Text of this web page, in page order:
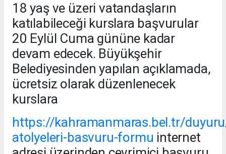
18 yaş ve üzeri vatandaşların
katılabileceği kurslara başvurular
20 Eylül Cuma gününe kadar
devam edecek. Büyükşehir
Belediyesinden yapılan açıklamada,
ücretsiz olarak düzenlenecek
kurslara
https://kahramanmaras.bel.tr/
atolyeleri-basvuru-formu internet